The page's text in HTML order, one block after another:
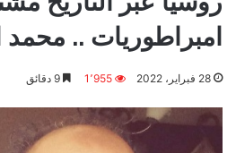
امبراطوريات .. محمد
28 فبراير، 2022 1٬955